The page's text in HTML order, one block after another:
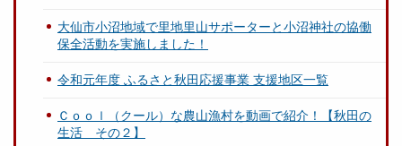
大仙市小沼地域で里地里山サポーターと小沼神社の協働
保全活動を実施しました！
令和元年度 ふるさと秋田応援事業 支援地区一覧
Ｃｏｏｌ（クール）な農山漁村を動画で紹介！【秋田の
生活 その２】